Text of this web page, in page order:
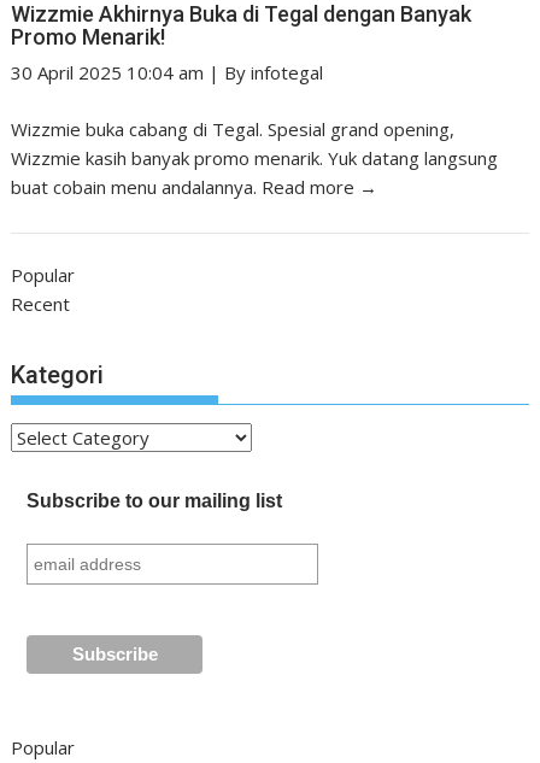
Wizzmie Akhirnya Buka di Tegal dengan Banyak
Promo Menarik!
30 April 2025 10:04 am | Byinfotegal
Wizzmie buka cabang di Tegal. Spesial grand opening,
Wizzmie kasih banyak promo menarik. Yuk datang langsung
buat cobain menu andalannya. Read more →
Popular
Recent
Kategori
Kategori
Subscribe to our mailing list
Popular